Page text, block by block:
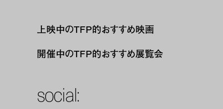
上映中のTFP的おすすめ映画
開催中のTFP的おすすめ展覧会
social: